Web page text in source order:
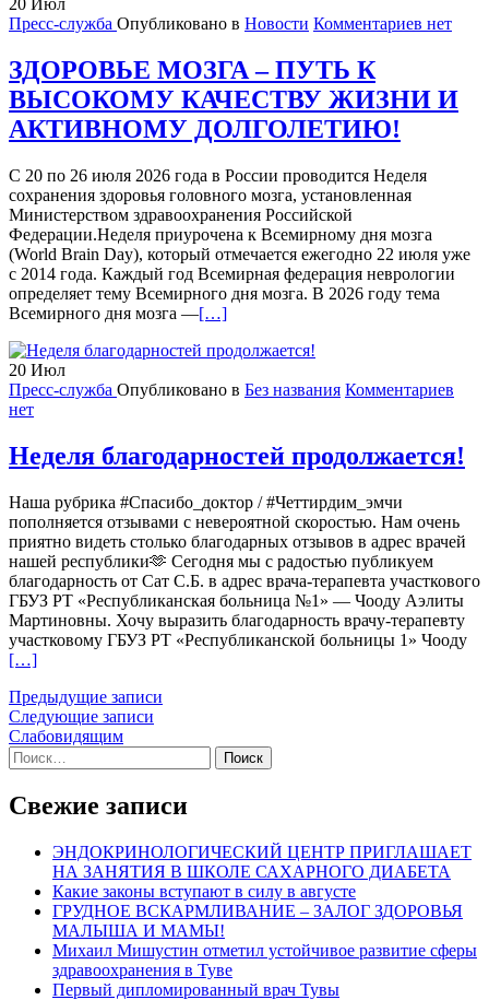
20 Июл
Пресс-служба Опубликовано в Новости Комментариев нет
ЗДОРОВЬЕ МОЗГА – ПУТЬ К
ВЫСОКОМУ КАЧЕСТВУ ЖИЗНИ И
АКТИВНОМУ ДОЛГОЛЕТИЮ!
С 20 по 26 июля 2026 года в России проводится Неделя
сохранения здоровья головного мозга, установленная
Министерством здравоохранения Российской
Федерации.Неделя приурочена к Всемирному дня мозга
(World Brain Day), который отмечается ежегодно 22 июля уже
с 2014 года. Каждый год Всемирная федерация неврологии
определяет тему Всемирного дня мозга. В 2026 году тема
Всемирного дня мозга —Читать
проЗДОРОВЬЕ
–
ВЫСОКОМУ
КАЧЕСТВУ
И
АКТИВНОМУ
ДОЛГОЛЕТИЮ!
[…]
20 Июл
Пресс-служба Опубликовано в Без названия Комментариев
нет
Неделя благодарностей продолжается!
Наша рубрика #Спасибо_доктор / #Четтирдим_эмчи
пополняется отзывами с невероятной скоростью. Нам очень
приятно видеть столько благодарных отзывов в адрес врачей
нашей республики🫶 Сегодня мы с радостью публикуем
благодарность от Сат С.Б. в адрес врача-терапевта участкового
ГБУЗ РТ «Республиканская больница №1» — Чооду Аэлиты
Мартиновны. Хочу выразить благодарность врачу-терапевту
участковому ГБУЗ РТ «Республиканской больницы 1» Чооду
[…]
Навигация
по
записям
Предыдущие записи
Следующие записи
Слабовидящим
Найти:
Свежие записи
ЭНДОКРИНОЛОГИЧЕСКИЙ ЦЕНТР ПРИГЛАШАЕТ
НА ЗАНЯТИЯ В ШКОЛЕ САХАРНОГО ДИАБЕТА
Какие законы вступают в силу в августе
ГРУДНОЕ ВСКАРМЛИВАНИЕ – ЗАЛОГ ЗДОРОВЬЯ
МАЛЫША И МАМЫ!
Михаил Мишустин отметил устойчивое развитие сферы
здравоохранения в Туве
Первый дипломированный врач Тувы